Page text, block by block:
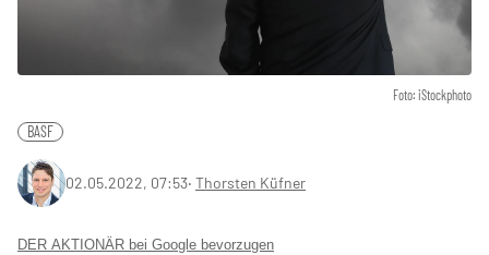
Foto: iStockphoto
BASF
02.05.2022, 07:53‧ Thorsten Küfner
DER AKTIONÄR bei Google bevorzugen